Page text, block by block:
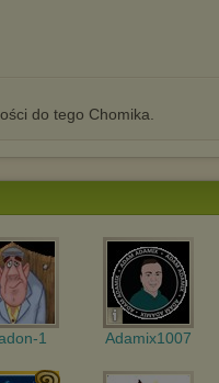
do tego Chomika.
1 Adamix1007